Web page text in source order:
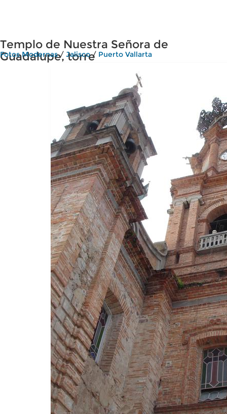
Templo de Nuestra Señora de
Guadalupe, torre
Fotos Modernas/ Jalisco/ Puerto Vallarta